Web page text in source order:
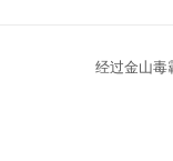
经过金山毒